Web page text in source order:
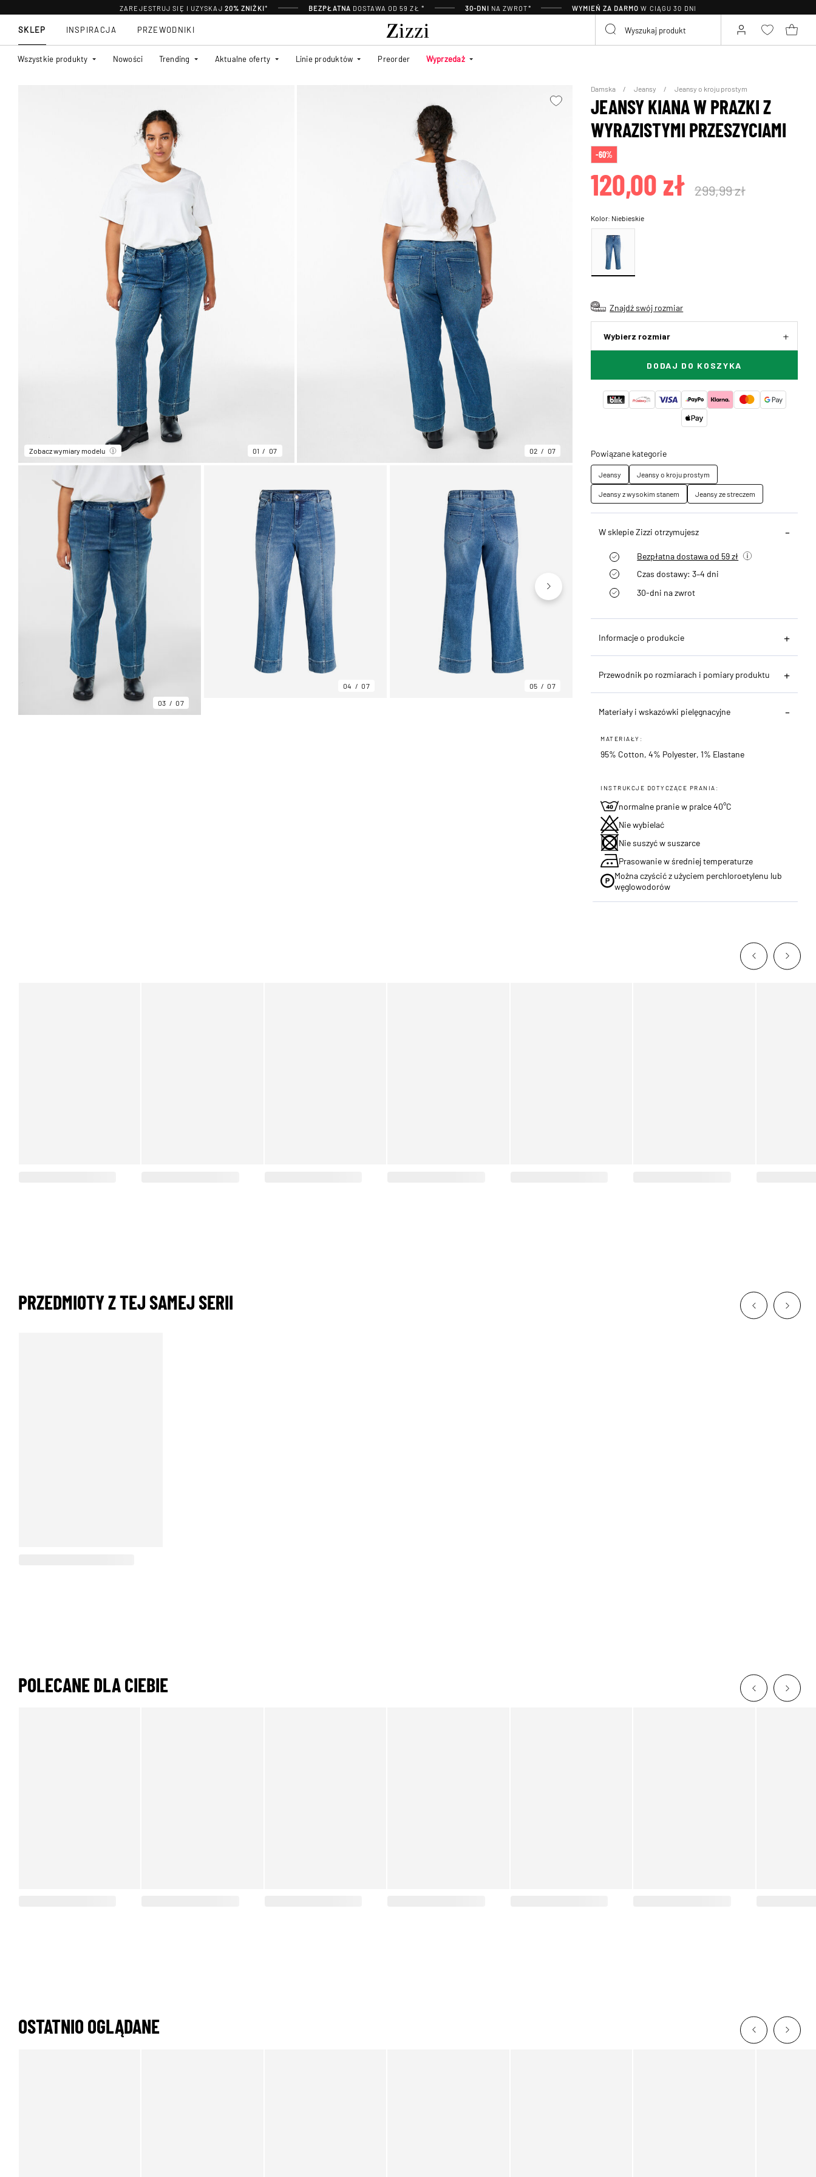
ZAREJESTRUJ SIĘ I UZYSKAJ 20% ZNIŻKI* BEZPŁATNA DOSTAWA OD 59 ZŁ * 30-DNI NA ZWROT* WYMIEŃ ZA DARMO W CIĄGU 30 DNI
SKLEP
Wszystkie produkty Nowości Trending Aktualne oferty Linie produktów Preorder Wyprzedaż
INSPIRACJA PRZEWODNIKI
Zobacz wymiary modelu 01 07 02 07
03 07
04 07 05 07
Damska Jeansy Jeansy o kroju prostym
JEANSY KIANA W PRAZKI Z
WYRAZISTYMI PRZESZYCIAMI
-60%
120,00 zł 299,99 zł
Kolor: Niebieskie
Znajdź swój rozmiar
Wybierz rozmiar
DODAJ DO KOSZYKA
Powiązane kategorie
Jeansy
Jeansy o kroju prostym
Jeansy z wysokim stanem
Jeansy ze streczem
W sklepie Zizzi otrzymujesz
Bezpłatna dostawa od 59 zł
Czas dostawy: 3–4 dni
30-dni na zwrot
Informacje o produkcie
Przewodnik po rozmiarach i pomiary produktu
Materiały i wskazówki pielęgnacyjne
MATERIAŁY:
95% Cotton, 4% Polyester, 1% Elastane
INSTRUKCJE DOTYCZĄCE PRANIA:
normalne pranie w pralce 40°C
Nie wybielać
Nie suszyć w suszarce
Prasowanie w średniej temperaturze
Można czyścić z użyciem perchloroetylenu lub
węglowodorów
PRZEDMIOTY Z TEJ SAMEJ SERII
POLECANE DLA CIEBIE
OSTATNIO OGLĄDANE